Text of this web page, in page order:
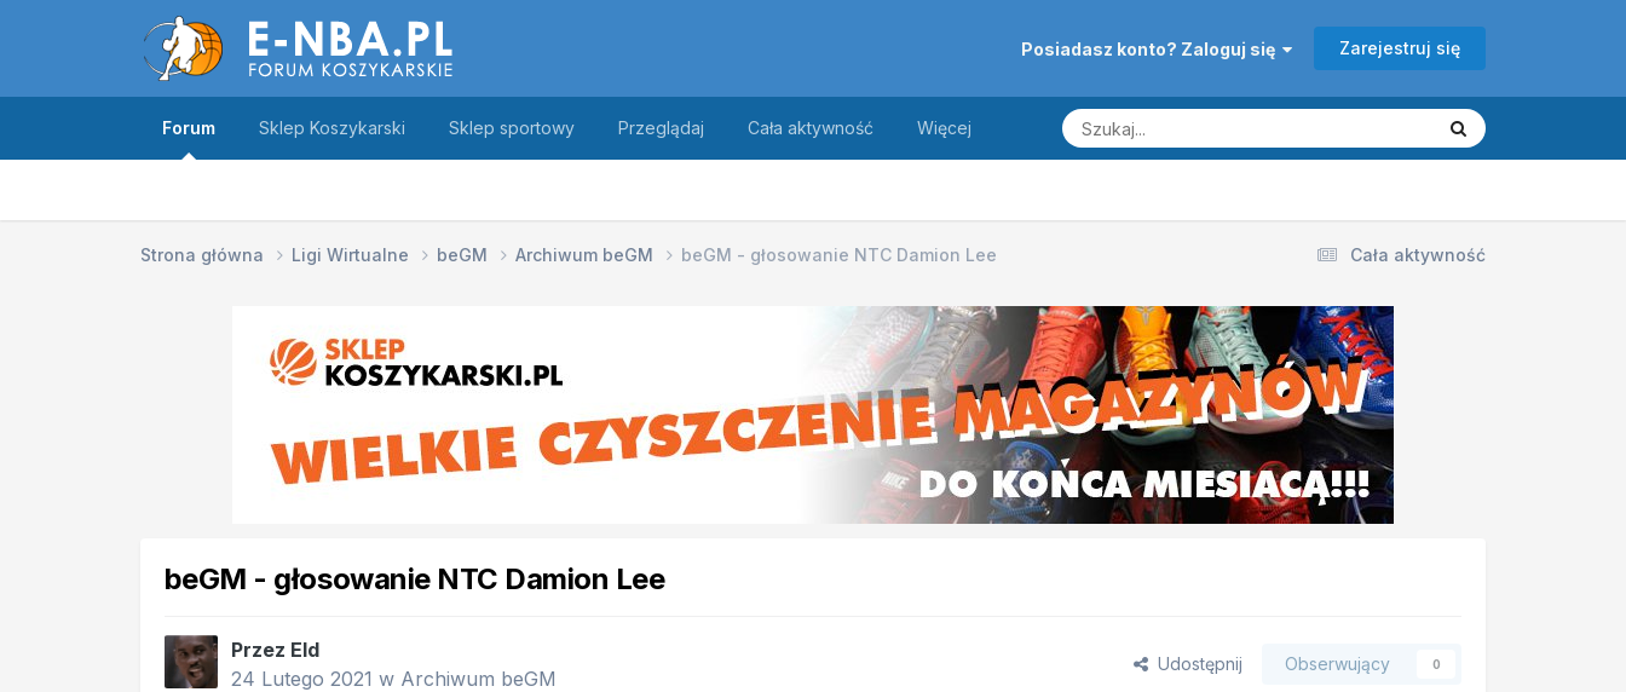
Posiadasz konto? Zaloguj się Zarejestruj się
Forum Sklep Koszykarski Sklep sportowy Przeglądaj Cała aktywność Więcej
Cała aktywność
Strona główna Ligi Wirtualne beGM Archiwum beGM beGM - głosowanie NTC Damion Lee
beGM - głosowanie NTC Damion Lee
Przez Eld
24 Lutego 2021 w Archiwum beGM
Udostępnij Obserwujący 0